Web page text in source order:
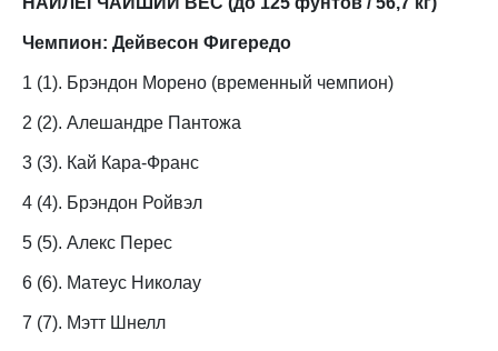
Чемпион: Дейвесон Фигередо
1 (1). Брэндон Морено (временный чемпион)
2 (2). Алешандре Пантожа
3 (3). Кай Кара-Франс
4 (4). Брэндон Ройвэл
5 (5). Алекс Перес
6 (6). Матеус Николау
7 (7). Мэтт Шнелл